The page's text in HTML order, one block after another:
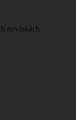
novinkách